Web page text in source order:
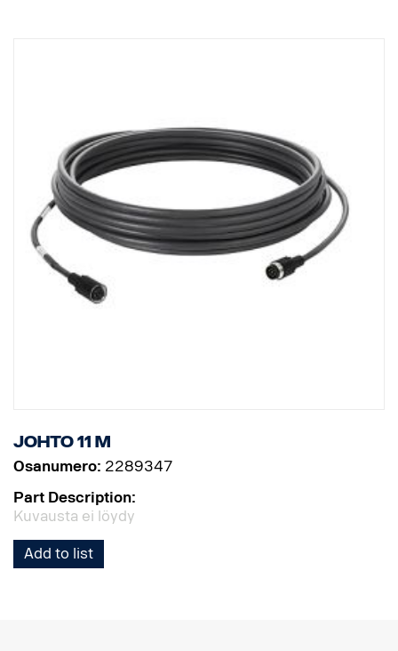
Johto 11 m
Osanumero: 2289347
Part Description:
Kuvausta ei löydy
Add to list